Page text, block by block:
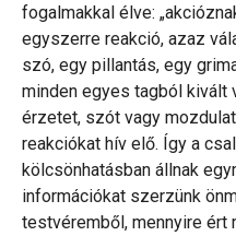
fogalmakkal élve:
egyszerre reakció, azaz
szó, egy pillantás, egy
minden egyes tagból kivált
érzetet, szót vagy
reakciókat hív elő. Így a
kölcsönhatásban állnak
információkat szerzünk
testvéremből, mennyire ért